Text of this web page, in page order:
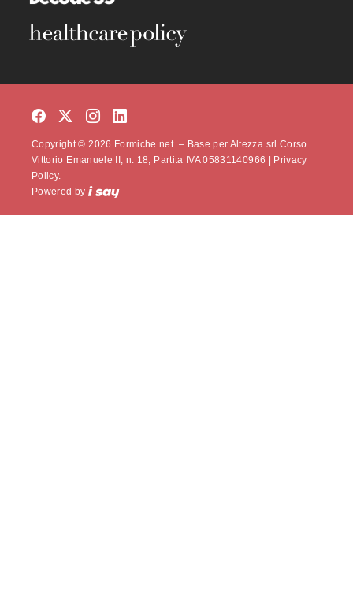
Copyright © 2026 Formiche.net. – Base per Altezza srl Corso
Vittorio Emanuele II, n. 18, Partita IVA 05831140966 | Privacy
Policy.
Powered by